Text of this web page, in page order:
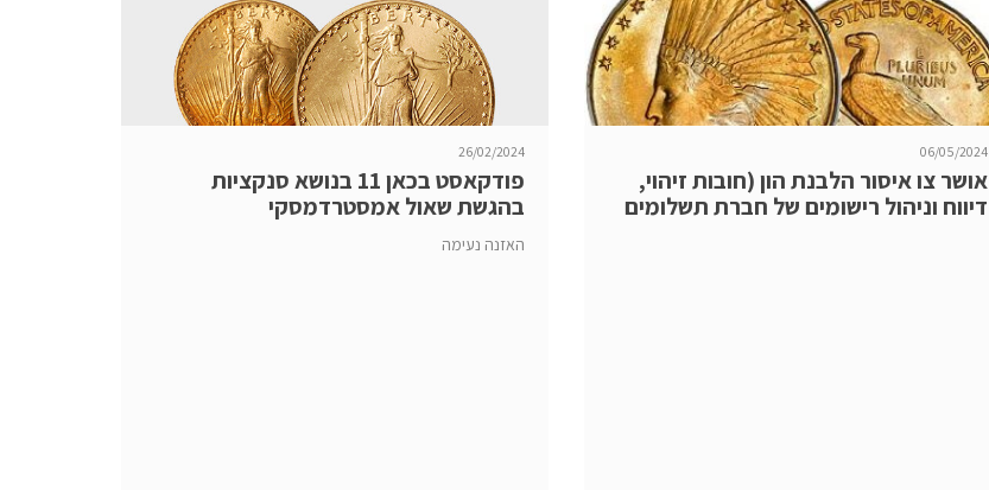
06/05/2024
אושר צו איסור הלבנת הון (חובות זיהוי,
דיווח וניהול רישומים של חברת תשלומים
26/02/2024
פודקאסט בכאן 11 בנושא סנקציות
בהגשת שאול אמסטרדמסקי
האזנה נעימה